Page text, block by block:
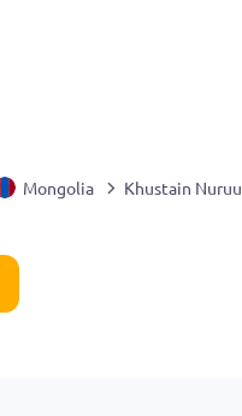
Mongolia Khustain Nuruu